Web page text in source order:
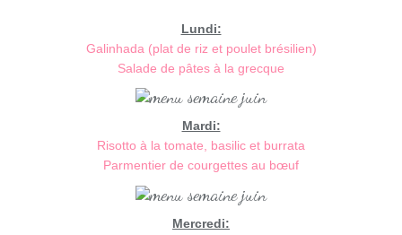
Lundi:
Galinhada (plat de riz et poulet brésilien)
Salade de pâtes à la grecque
Mardi:
Risotto à la tomate, basilic et burrata
Parmentier de courgettes au bœuf
Mercredi: